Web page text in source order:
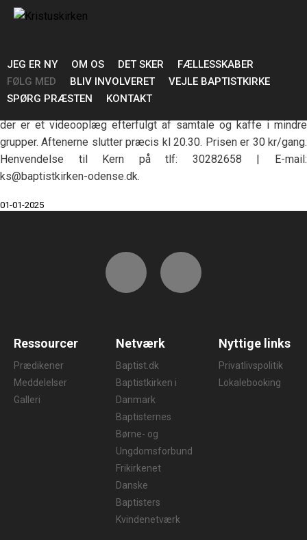
JEG ER NY OM OS DET SKER
FÆLLESSKABER
FØLG MED
BLIV INVOLVERET
VEJLE BAPTISTKIRKE
SPØRG PRÆSTEN
KONTAKT
ALPHA
der er et videooplæg efterfulgt af samtale og kaffe i mindre
grupper. Aftenerne slutter præcis kl 20.30. Prisen er 30 kr/gang.
Henvendelse til Kern på tlf: 30282658 | E-mail:
ks@baptistkirken-odense.dk.
01-01-2025
Ressourcer
Prædikener
Meddelelser
Galleri
Netværk
Baptist.dk
Baptistkirken i
Danmark
Baptisternes
Børne- og
Ungdomsforbund
Frikirkenet
Danske
Baptisters
Kvindenetværk
Nyttige links
Privatlivspolitik
Lokalebooking